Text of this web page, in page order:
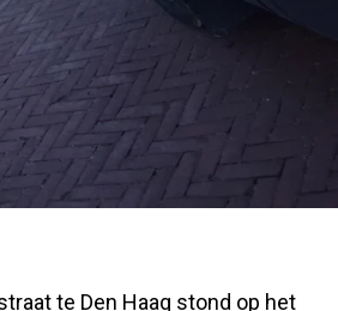
te Den Haag stond op het